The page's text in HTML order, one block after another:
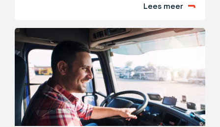
Transportcriminelen maken veelvoudig gebruik van
verzekeraars waarschuwen: ‘Stop met de
vrachtbeurzen!’ De schade loopt op tot enorme
bedragen.
Lees meer